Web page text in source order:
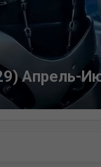
Апрель-